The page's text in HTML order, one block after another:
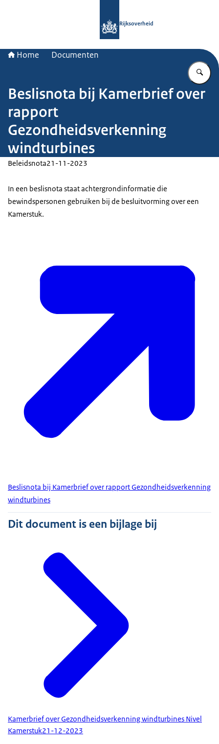
Rijksoverheid
Home Documenten
Beslisnota bij Kamerbrief over
rapport
Gezondheidsverkenning
windturbines
Beleidsnota21-11-2023
In een beslisnota staat achtergrondinformatie die
bewindspersonen gebruiken bij de besluitvorming over een
Kamerstuk.
Beslisnota bij Kamerbrief over rapport Gezondheidsverkenning
windturbines
Dit document is een bijlage bij
Kamerbrief over Gezondheidsverkenning windturbines Nivel
Kamerstuk21-12-2023